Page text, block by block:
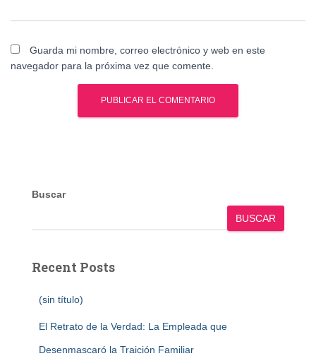
Guarda mi nombre, correo electrónico y web en este
navegador para la próxima vez que comente.
Buscar
BUSCAR
Recent Posts
(sin título)
El Retrato de la Verdad: La Empleada que
Desenmascaró la Traición Familiar